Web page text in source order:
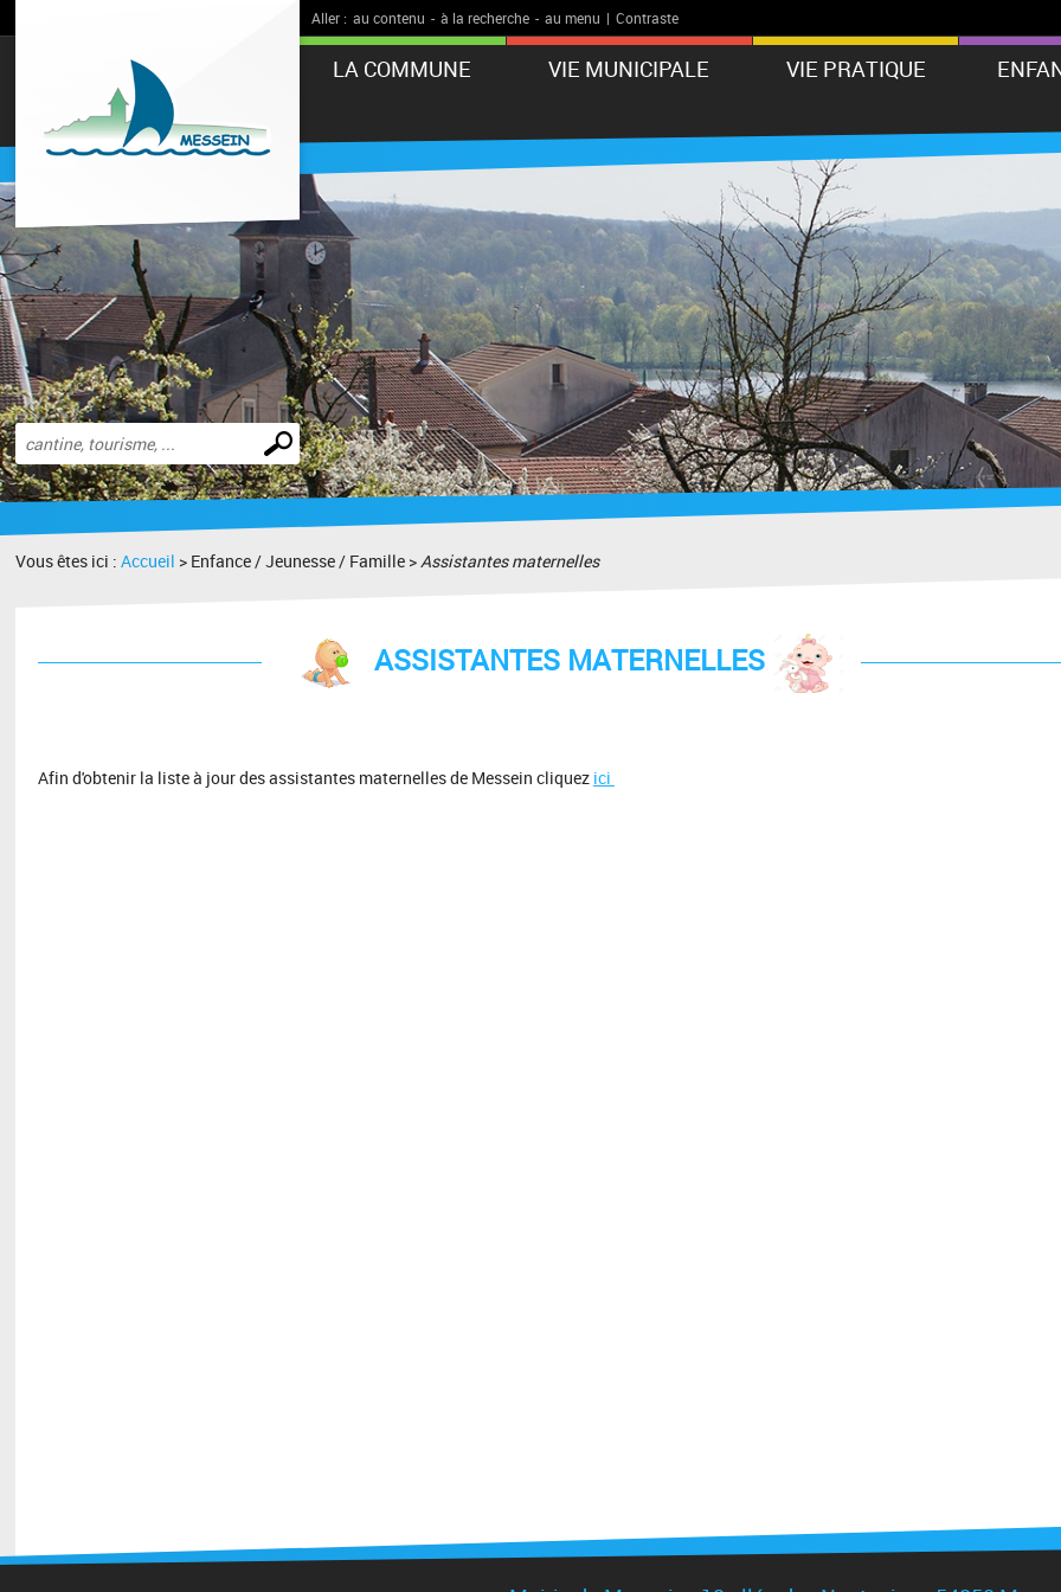
Aller : au contenu - à la recherche - au menu | Contraste
LA COMMUNE VIE MUNICIPALE VIE PRATIQUE
Effectuer
une
recherche
Vous êtes ici :Accueil > Enfance / Jeunesse / Famille >Assistantes maternelles
ASSISTANTES MATERNELLES
Afin d'obtenir la liste à jour des assistantes maternelles de Messein cliquez ici